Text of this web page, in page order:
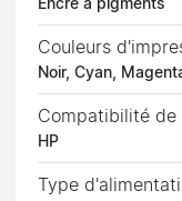
Encre à pigments
Couleurs
Noir, Cyan,
Compatibilité de
HP
Type